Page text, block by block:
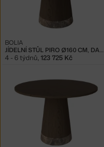
JÍDELNÍ STŮL PIRO Ø160 CM, DARK OAK
BOLIA
4 - 6 týdnů, 123 725 Kč